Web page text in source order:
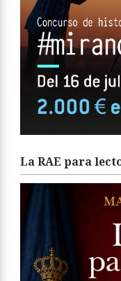
La RAE para